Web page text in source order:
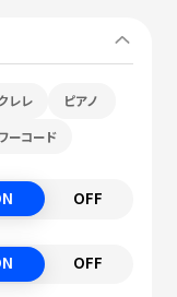
レレ ピアノ
ーコード
OFF
OFF